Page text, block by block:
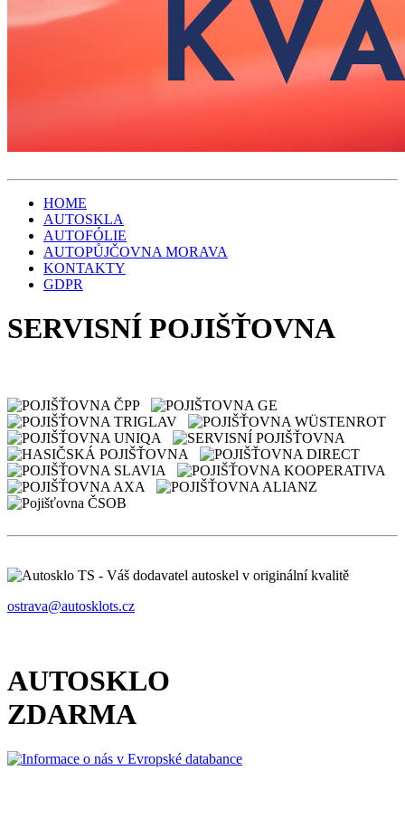
HOME
AUTOSKLA
AUTOFÓLIE
AUTOPŮJČOVNA MORAVA
KONTAKTY
GDPR
SERVISNÍ POJIŠŤOVNA
ostrava@autosklots.cz
AUTOSKLO
ZDARMA